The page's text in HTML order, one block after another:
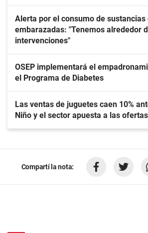
Alerta por el consumo de sustancias
embarazadas: "Tenemos alrededor
intervenciones"
OSEP implementará el
el Programa de Diabetes
Las ventas de juguetes caen 10%
Niño y el sector apuesta a las ofertas
Compartí la nota: